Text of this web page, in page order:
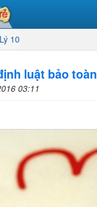
10
luật bảo toàn
03:11